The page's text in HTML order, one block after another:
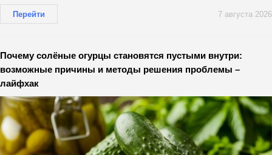
Перейти 7 августа 2026
Почему солёные огурцы становятся пустыми внутри:
возможные причины и методы решения проблемы –
лайфхак